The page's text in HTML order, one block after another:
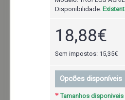
Disponibilidade:
18,88€
Sem impostos: 15,35€
Opcões disponíveis
Tamanhos disponiveis